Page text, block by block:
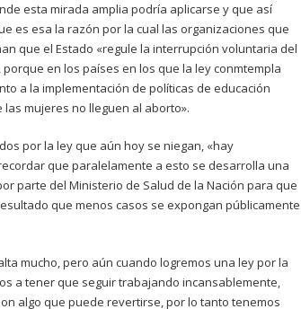
esta mirada amplia podría aplicarse y que así
es esa la razón por la cual las organizaciones que
que el Estado «regule la interrupción voluntaria del
en los países en los que la ley conmtempla
a la implementación de políticas de educación
mujeres no lleguen al aborto».
por la ley que aún hoy se niegan, «hay
que paralelamente a esto se desarrolla una
parte del Ministerio de Salud de la Nación para que
que menos casos se expongan públicamente
mucho, pero aún cuando logremos una ley por la
a tener que seguir trabajando incansablemente,
algo que puede revertirse, por lo tanto tenemos